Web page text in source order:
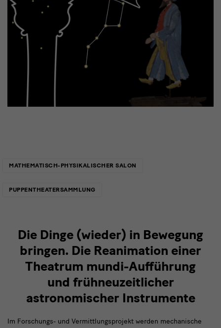
MATHEMATISCH-PHYSIKALISCHER SALON
PUPPENTHEATERSAMMLUNG
Die Dinge (wieder) in Bewegung
bringen. Die Reanimation einer
Theatrum mundi-Aufführung
und frühneuzeitlicher
astronomischer Instrumente
Im Forschungs- und Vermittlungsprojekt werden mechanische